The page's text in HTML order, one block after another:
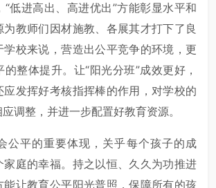
低进高出、高进优出”方能彰显水平和
教师们因材施教、各展其才打下了良
学校来说，营造出公平竞争的环境，更
整体提升。让“阳光分班”成效更好，
应发挥好考核指挥棒的作用，对学校的
调整，并进一步配置好教育资源。
公平的重要体现，关乎每个孩子的成
家庭的幸福。持之以恒、久久为功推进
能让教育公平阳光普照，保障所有的孩